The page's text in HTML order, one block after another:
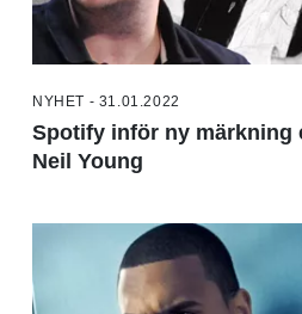
NYHET - 31.01.2022
Spotify inför ny märkning
Neil Young